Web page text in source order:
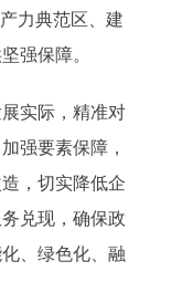
力典范区、建
强保障。
实际，精准对
强要素保障，
，切实降低企
兑现，确保政
、绿色化、融